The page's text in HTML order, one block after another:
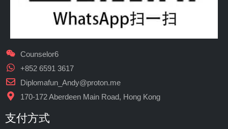
Counselor6
+852 6591 3617
Diplomafun_Andy@proton.me
170-172 Aberdeen Main Road, Hong Kong
支付方式